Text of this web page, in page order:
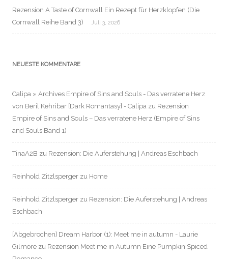
Rezension A Taste of Cornwall Ein Rezept für Herzklopfen (Die
Cornwall Reihe Band 3)
Juli 3, 2026
NEUESTE KOMMENTARE
Calipa » Archives Empire of Sins and Souls - Das verratene Herz
von Beril Kehribar [Dark Romantasy] - Calipa zu Rezension
Empire of Sins and Souls – Das verratene Herz (Empire of Sins
and Souls Band 1)
TinaA2B zu Rezension: Die Auferstehung | Andreas Eschbach
Reinhold Zitzlsperger zu Home
Reinhold Zitzlsperger zu Rezension: Die Auferstehung | Andreas
Eschbach
[Abgebrochen] Dream Harbor (1): Meet me in autumn - Laurie
Gilmore zu Rezension Meet me in Autumn Eine Pumpkin Spiced